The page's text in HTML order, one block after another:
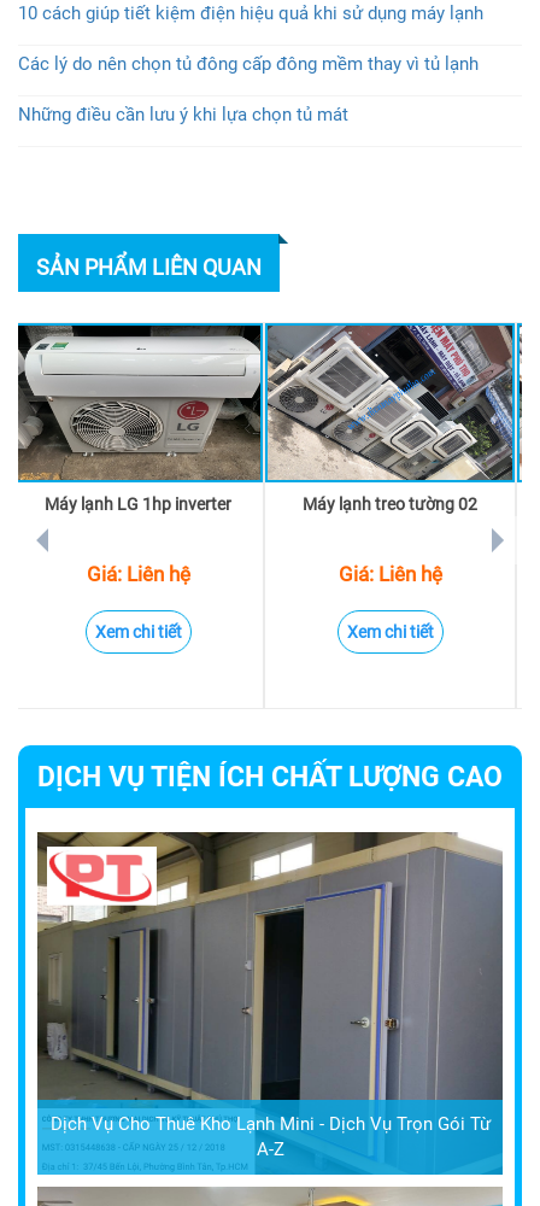
10 cách giúp tiết kiệm điện hiệu quả khi sử dụng máy lạnh
Các lý do nên chọn tủ đông cấp đông mềm thay vì tủ lạnh
Những điều cần lưu ý khi lựa chọn tủ mát
SẢN PHẨM LIÊN QUAN
Máy lạnh LG 1hp inverter
Giá: Liên hệ
Xem chi tiết
Máy lạnh treo tường 02
Giá: Liên hệ
Xem chi tiết
prev next
DỊCH VỤ TIỆN ÍCH CHẤT LƯỢNG CAO
Dịch Vụ Cho Thuê Kho Lạnh Mini - Dịch Vụ Trọn Gói Từ
A-Z